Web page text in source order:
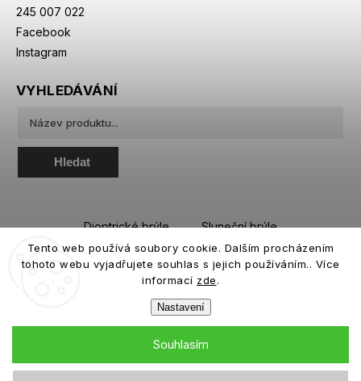
Tento web používá soubory cookie. Dalším procházením
tohoto webu vyjadřujete souhlas s jejich používáním.. Více
informací zde.
Nastavení
Souhlasím
245 007 022
Facebook
Instagram
VYHLEDÁVÁNÍ
Hledat
Dioptrické brýle
Sluneční brýle
Sportovní brýle
Kontaktní čočky
Roztoky a oční kapky
Copyright 2026eiffeloptic.cz. Všechna práva vyhrazena.